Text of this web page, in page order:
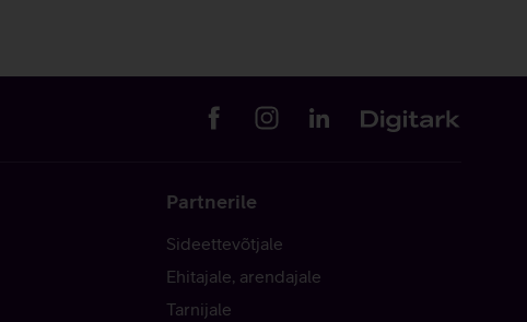
Partnerile
Sideettevõtjale
Ehitajale, arendajale
Tarnijale